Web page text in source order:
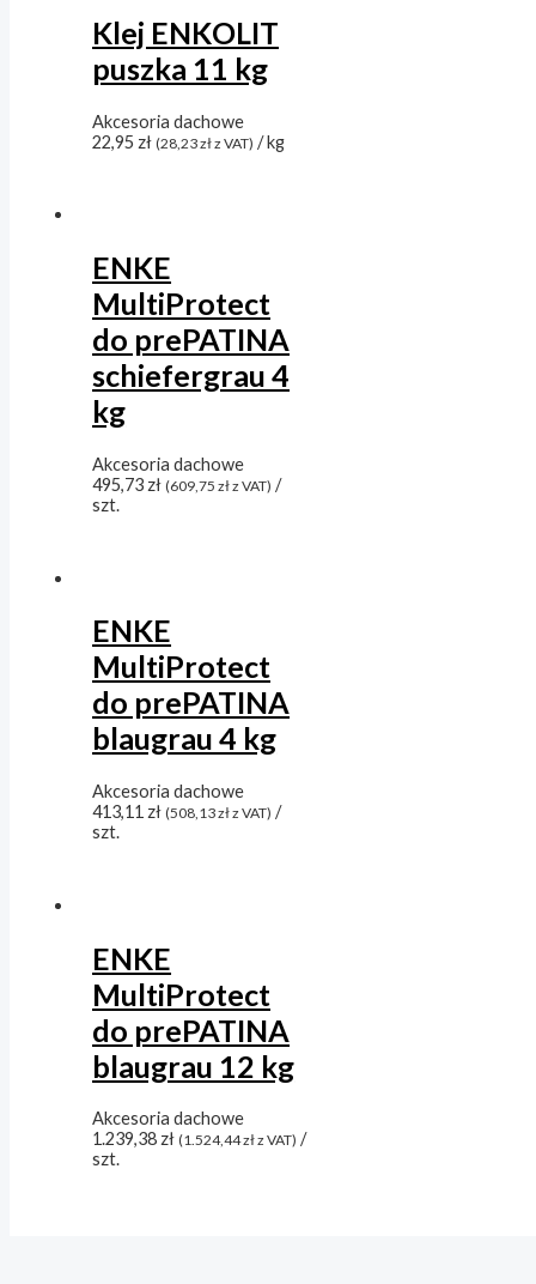
Klej ENKOLIT
puszka 11 kg
Akcesoria dachowe
22,95 zł (28,23złz VAT) / kg
ENKE
MultiProtect
do prePATINA
schiefergrau 4
kg
Akcesoria dachowe
495,73 zł (609,75złz VAT) /
szt.
ENKE
MultiProtect
do prePATINA
blaugrau 4 kg
Akcesoria dachowe
413,11 zł (508,13złz VAT) /
szt.
ENKE
MultiProtect
do prePATINA
blaugrau 12 kg
Akcesoria dachowe
1.239,38 zł (1.524,44złz VAT) /
szt.